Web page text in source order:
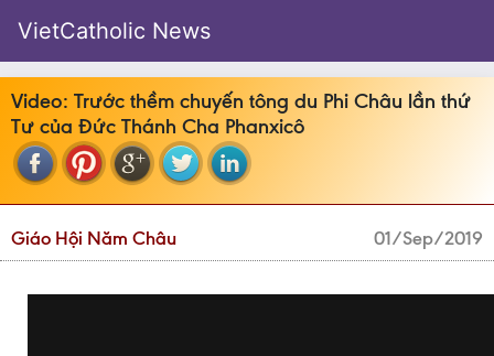
VietCatholic News
Video: Trước thềm chuyến tông du Phi Châu lần thứ
Tư của Đức Thánh Cha Phanxicô
Giáo Hội Năm Châu 01/Sep/2019